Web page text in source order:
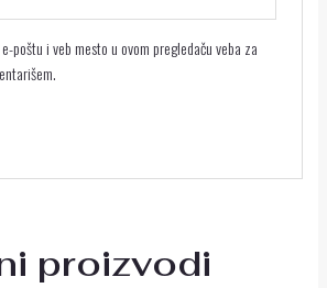
poštu i veb mesto u ovom pregledaču veba za
proizvodi